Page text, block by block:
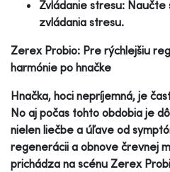
Zvládanie stresu: Naučte
zvládania stresu.
Zerex Probio: Pre rýchlejšiu
harmónie po hnačke
Hnačka, hoci nepríjemná, je
No aj počas tohto obdobia je
nielen liečbe a úľave od
regenerácii a obnove črevnej
prichádza na scénu Zerex